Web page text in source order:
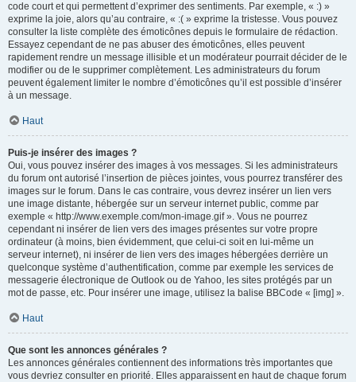
code court et qui permettent d’exprimer des sentiments. Par exemple, « :) »
exprime la joie, alors qu’au contraire, « :( » exprime la tristesse. Vous pouvez
consulter la liste complète des émoticônes depuis le formulaire de rédaction.
Essayez cependant de ne pas abuser des émoticônes, elles peuvent
rapidement rendre un message illisible et un modérateur pourrait décider de le
modifier ou de le supprimer complètement. Les administrateurs du forum
peuvent également limiter le nombre d’émoticônes qu’il est possible d’insérer
à un message.
Haut
Puis-je insérer des images ?
Oui, vous pouvez insérer des images à vos messages. Si les administrateurs
du forum ont autorisé l’insertion de pièces jointes, vous pourrez transférer des
images sur le forum. Dans le cas contraire, vous devrez insérer un lien vers
une image distante, hébergée sur un serveur internet public, comme par
exemple « http://www.exemple.com/mon-image.gif ». Vous ne pourrez
cependant ni insérer de lien vers des images présentes sur votre propre
ordinateur (à moins, bien évidemment, que celui-ci soit en lui-même un
serveur internet), ni insérer de lien vers des images hébergées derrière un
quelconque système d’authentification, comme par exemple les services de
messagerie électronique de Outlook ou de Yahoo, les sites protégés par un
mot de passe, etc. Pour insérer une image, utilisez la balise BBCode « [img] ».
Haut
Que sont les annonces générales ?
Les annonces générales contiennent des informations très importantes que
vous devriez consulter en priorité. Elles apparaissent en haut de chaque forum